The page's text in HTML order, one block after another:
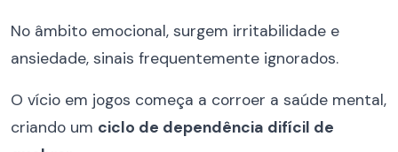
No âmbito emocional, surgem irritabilidade e
ansiedade, sinais frequentemente ignorados.
O vício em jogos começa a corroer a saúde mental,
criando um ciclo de dependência difícil de